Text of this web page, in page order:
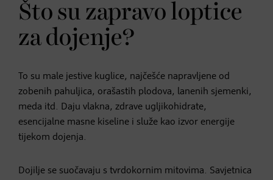
Što su zapravo loptice
za dojenje?
To su male jestive kuglice, najčešće napravljene od
zobenih pahuljica, orašastih plodova, lanenih sjemenki,
meda itd. Daju vlakna, zdrave ugljikohidrate,
esencijalne masne kiseline i služe kao izvor energije
tijekom dojenja.
Dojilje se suočavaju s tvrdokornim mitovima. Savjetnica